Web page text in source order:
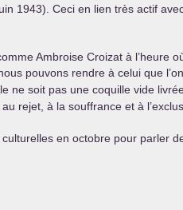
1943). Ceci en lien très actif
Ambroise Croizat à l’heure
pouvons rendre à celui que
soit pas une coquille vide
rejet, à la souffrance et à
en octobre pour parler